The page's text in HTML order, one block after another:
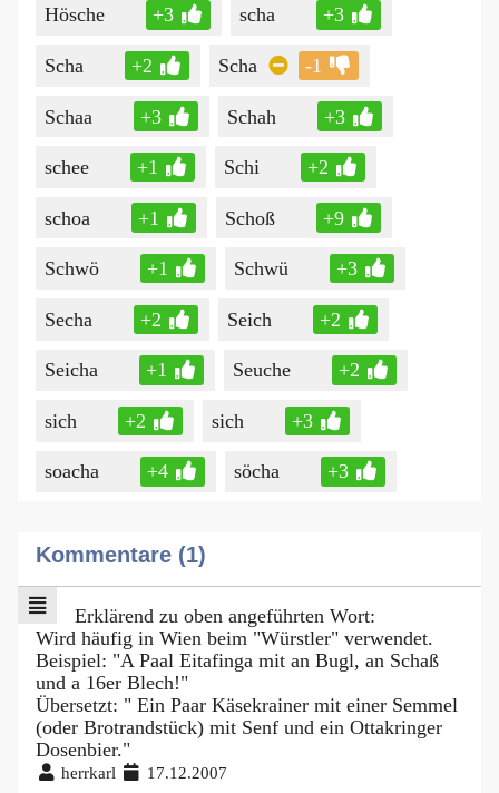
Hösche +3 scha +3
Scha +2 Scha -1
Schaa +3 Schah +3
schee +1 Schi +2
schoa +1 Schoß +9
Schwö +1 Schwü +3
Secha +2 Seich +2
Seicha +1 Seuche +2
sich +2 sich +3
soacha +4 söcha +3
Kommentare (1)
Erklärend zu oben angeführten Wort:
Wird häufig in Wien beim "Würstler" verwendet.
Beispiel: "A Paal Eitafinga mit an Bugl, an Schaß
und a 16er Blech!"
Übersetzt: " Ein Paar Käsekrainer mit einer Semmel
(oder Brotrandstück) mit Senf und ein Ottakringer
Dosenbier."
herrkarl 17.12.2007